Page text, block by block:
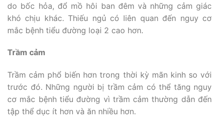
do bốc hỏa, đổ mồ hôi ban đêm và những cảm giác
khó chịu khác. Thiếu ngủ có liên quan đến nguy cơ
mắc bệnh tiểu đường loại 2 cao hơn.
Trầm cảm
Trầm cảm phổ biến hơn trong thời kỳ mãn kinh so với
trước đó. Những người bị trầm cảm có thể tăng nguy
cơ mắc bệnh tiểu đường vì trầm cảm thường dẫn đến
tập thể dục ít hơn và ăn nhiều hơn.